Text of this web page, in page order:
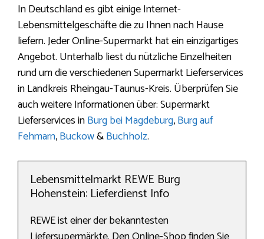
In Deutschland es gibt einige Internet-
Lebensmittelgeschäfte die zu Ihnen nach Hause
liefern. Jeder Online-Supermarkt hat ein einzigartiges
Angebot. Unterhalb liest du nützliche Einzelheiten
rund um die verschiedenen Supermarkt Lieferservices
in Landkreis Rheingau-Taunus-Kreis. Überprüfen Sie
auch weitere Informationen über: Supermarkt
Lieferservices inBurg bei Magdeburg,Burg auf
Fehmarn,Buckow&Buchholz.
Lebensmittelmarkt REWE Burg
Hohenstein: Lieferdienst Info
REWE ist einer der bekanntesten